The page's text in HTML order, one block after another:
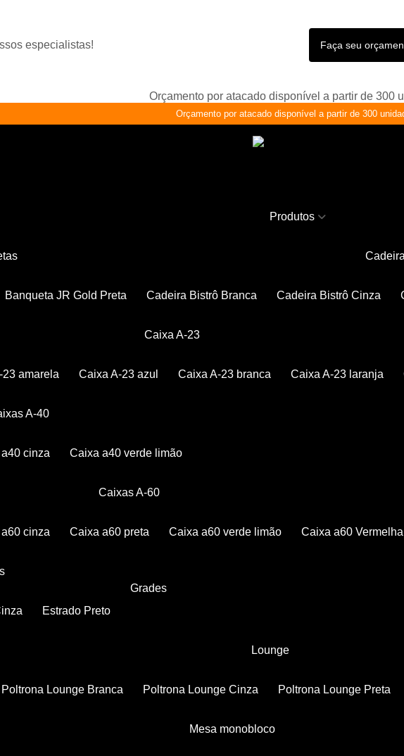
especialistas! Faça seu
Orçamento por atacado disponível a partir de 300
Orçamento por atacado disponível a partir de 300
Produtos
Banqueta JR Gold Preta Cadeira Bistrô Branca Cadeira Bistrô Cinza
Caixa A-23
23 amarela Caixa A-23 azul Caixa A-23 branca Caixa A-23 laranja
A-40
a40 cinza Caixa a40 verde limão
Caixas A-60
a60 cinza Caixa a60 preta Caixa a60 verde limão Caixa a60 Vermelha
Estrado Preto
Grades
Lounge
Poltrona Lounge Branca Poltrona Lounge Cinza Poltrona Lounge Preta
Mesa monobloco